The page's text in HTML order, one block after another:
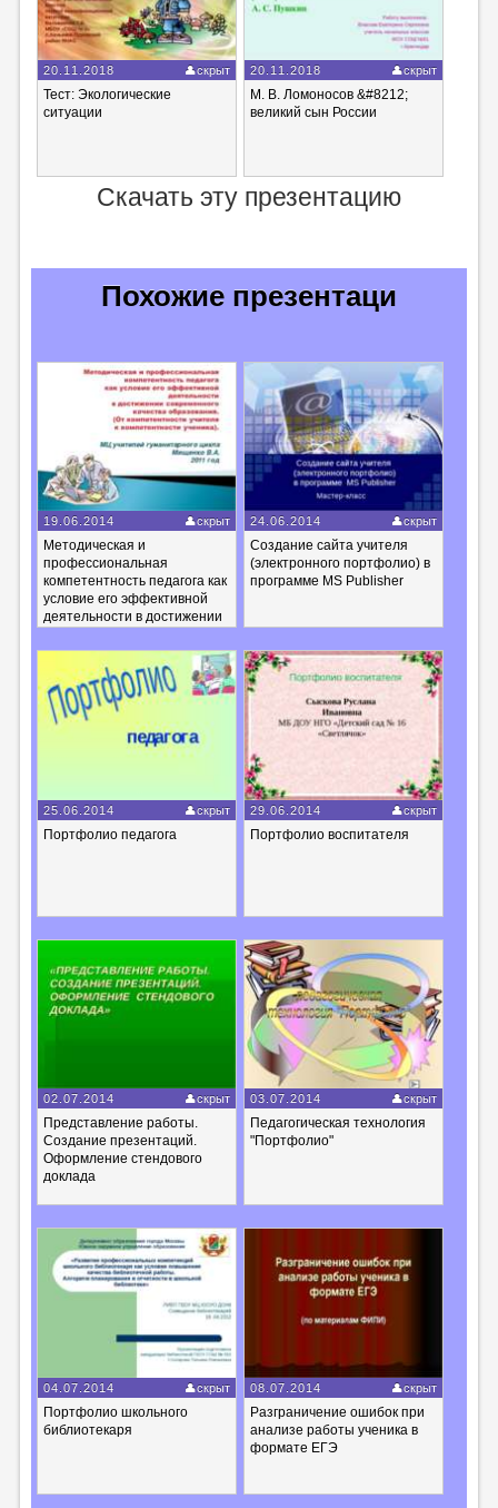
20.11.2018 скрыт
Тест: Экологические
ситуации
20.11.2018 скрыт
М. В. Ломоносов &#8212;
великий сын России
Скачать эту презентацию
Похожие презентаци
19.06.2014 скрыт
Методическая и
профессиональная
компетентность педагога как
условие его эффективной
деятельности в достижении
образования. (От
компетентности учителя к
компетентности ученика)
24.06.2014 скрыт
Создание сайта учителя
(электронного портфолио) в
программе MS Publisher
25.06.2014 скрыт
Портфолио педагога
29.06.2014 скрыт
Портфолио воспитателя
02.07.2014 скрыт
Представление работы.
Создание презентаций.
Оформление стендового
доклада
03.07.2014 скрыт
Педагогическая технология
"Портфолио"
04.07.2014 скрыт
Портфолио школьного
библиотекаря
08.07.2014 скрыт
Разграничение ошибок при
анализе работы ученика в
формате ЕГЭ